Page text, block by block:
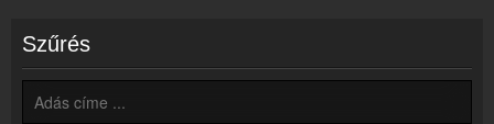
Manna FM kapcsolatos hírek
Kapcsolat
Írj nekünk!
Szűrés